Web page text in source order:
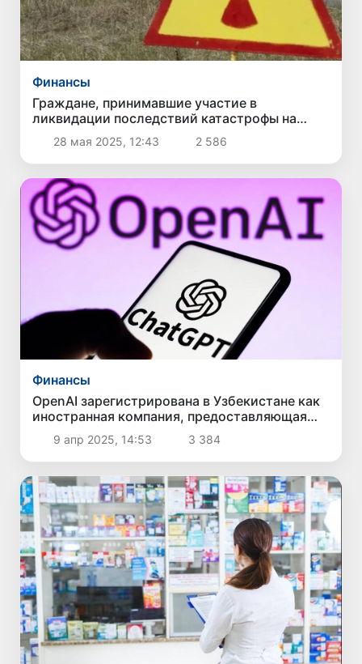
Финансы
Граждане, принимавшие участие в
ликвидации последствий катастрофы на
Чернобыльской АЭС, освобождаются от
налога на доходы
28 мая 2025, 12:43 2 586
Финансы
OpenAI зарегистрирована в Узбекистане как
иностранная компания, предоставляющая
электронные услуги
9 апр 2025, 14:53 3 384